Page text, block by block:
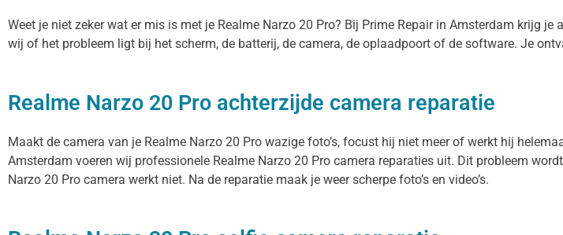
Weet je niet zeker wat er mis is met je Realme Narzo 20 Pro? Bij Prime Repair in Amsterdam krijg
wij of het probleem ligt bij het scherm, de batterij, de camera, de oplaadpoort of de software. Je
Realme Narzo 20 Pro achterzijde camera reparatie
Maakt de camera van je Realme Narzo 20 Pro wazige foto’s, focust hij niet meer of werkt hij
Amsterdam voeren wij professionele Realme Narzo 20 Pro camera reparaties uit. Dit probleem
Narzo 20 Pro camera werkt niet. Na de reparatie maak je weer scherpe foto’s en video’s.